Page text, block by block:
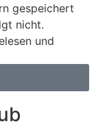
gespeichert
nicht.
und